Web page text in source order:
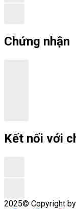
Chứng nhận
Kết nối với
2025© Copyright